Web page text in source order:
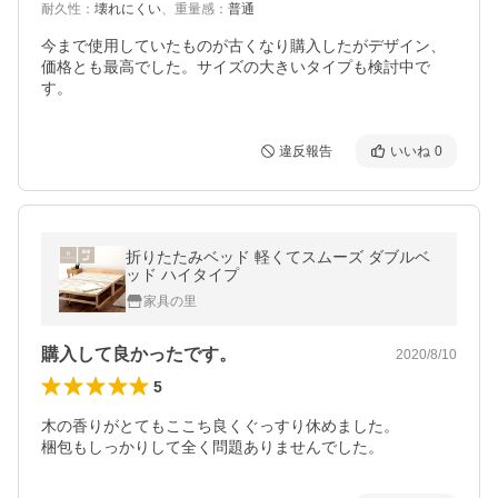
耐久性 ： 壊れにくい、 重量感 ： 普通
今まで使用していたものが古くなり購入したがデザイン、
価格とも最高でした。サイズの大きいタイプも検討中で
す。
違反報告 いいね 0
折りたたみベッド 軽くてスムーズ ダブルベ
ッド ハイタイプ
家具の里
購入して良かったです。 2020/8/10
5
木の香りがとてもここち良くぐっすり休めました。
梱包もしっかりして全く問題ありませんでした。